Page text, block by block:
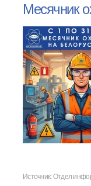
Месячник
Источник:Отдел